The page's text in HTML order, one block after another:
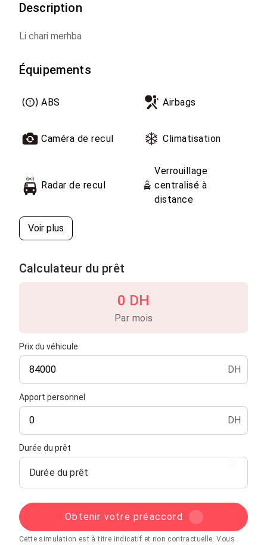
Description
Li chari merhba
Équipements
ABS Airbags
Caméra de recul Climatisation
Radar de recul
Verrouillage
centralisé à
distance
Voir plus
Calculateur du prêt
Prix du véhicule
DH
Apport personnel
DH
Durée du prêt
Durée du prêt
0 DH
Par mois
Obtenir votre préaccord
Cette simulation est à titre indicatif et non contractuelle. Vous